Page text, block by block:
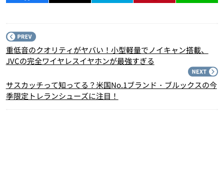
重低音のクオリティがヤバい！小型軽量でノイキャン搭載、
JVCの完全ワイヤレスイヤホンが最強すぎる
サスカッチって知ってる？米国No.1ブランド・ブルックスの今
季限定トレランシューズに注目！